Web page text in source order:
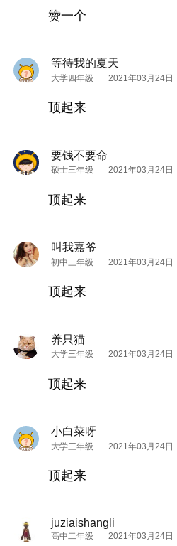
测评感受：
测评感受：
如果你要查看本帖隐藏内容请
化妆水篇：
lamer精粹水：
测评感受：
赞一个
等待我的夏天
大学四年级 2021年03月24日
顶起来
要钱不要命
硕士三年级 2021年03月24日
顶起来
叫我嘉爷
初中三年级 2021年03月24日
顶起来
养只猫
大学三年级 2021年03月24日
顶起来
小白菜呀
大学三年级 2021年03月24日
顶起来
juziaishangli
高中二年级 2021年03月24日